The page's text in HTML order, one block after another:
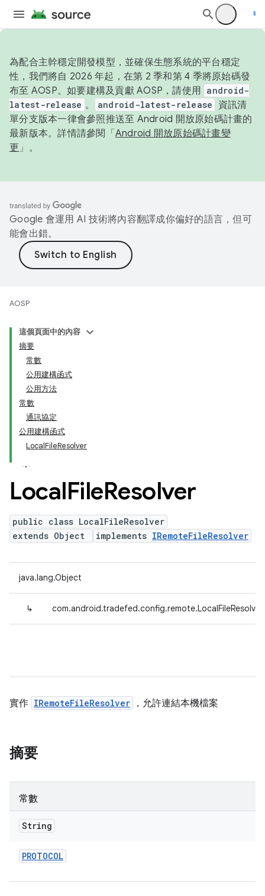
為配合主幹穩定開發模型，並確保生態系統的平台穩定
性，我們將自 2026 年起，在第 2 季和第 4 季將原始碼發
布至 AOSP。如要建構及貢獻 AOSP，請使用 android-
latest-release 。 android-latest-release
資訊清
單分支版本一律會參照推送至 Android 開放原始碼計畫的
最新版本。詳情請參閱「 Android 開放原始碼計畫變
更 」。
Google 會運用 AI 技術將內容翻譯成你偏好的語言，但可
能會出錯。
AOSP
這個頁面中的內容
摘要
常數
公用建構函式
公用方法
常數
通訊協定
公用建構函式
LocalFileResolver
LocalFileResolver
public class LocalFileResolver
extends Object
implements IRemoteFileResolver
java.lang.Object
↳ com.android.tradefed.config.remote.LocalFileResolver
實作 IRemoteFileResolver ，允許連結本機檔案
摘要
常數
String
PROTOCOL